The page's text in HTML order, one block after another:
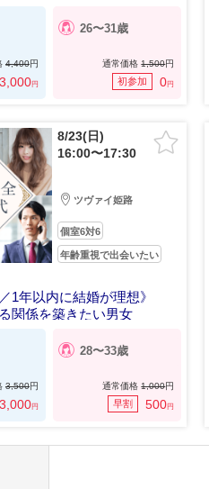
4,400円
3,000円
26〜31歳
通常価格1,500円
初参加 0円
8/23(日)
16:00〜17:30
ツヴァイ姫路
個室6対6
年齢重視で出会いたい
1年以内に結婚が理想》
関係を築きたい男女
3,500円
3,000円
28〜33歳
通常価格1,000円
早割 500円